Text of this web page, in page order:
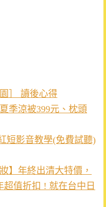
］ 讀後心得
季涼被399元、枕頭
短影音教學(免費試聽)
】年終出清大特價，
超值折扣 ! 就在台中日